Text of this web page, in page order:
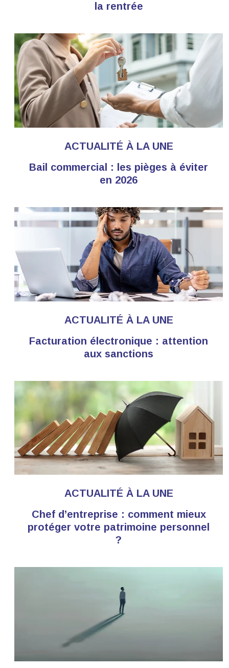
la rentrée
ACTUALITÉ À LA UNE
Bail commercial : les pièges à éviter
en 2026
ACTUALITÉ À LA UNE
Facturation électronique : attention
aux sanctions
ACTUALITÉ À LA UNE
Chef d’entreprise : comment mieux
protéger votre patrimoine personnel
?